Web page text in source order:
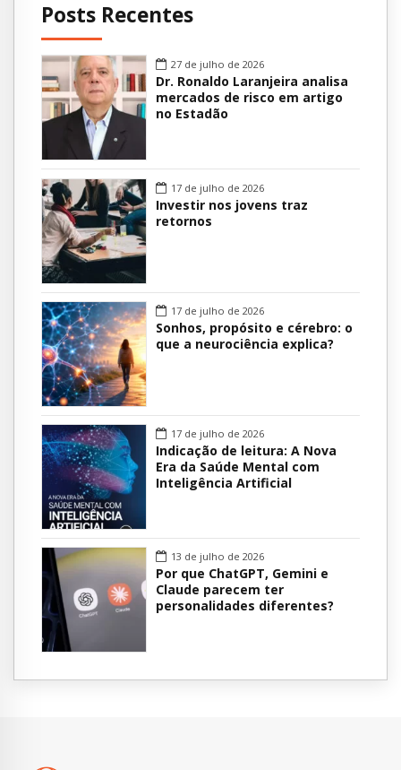
Posts Recentes
27 de julho de 2026
Dr. Ronaldo Laranjeira analisa
mercados de risco em artigo
no Estadão
17 de julho de 2026
Investir nos jovens traz
retornos
17 de julho de 2026
Sonhos, propósito e cérebro: o
que a neurociência explica?
17 de julho de 2026
Indicação de leitura: A Nova
Era da Saúde Mental com
Inteligência Artificial
13 de julho de 2026
Por que ChatGPT, Gemini e
Claude parecem ter
personalidades diferentes?